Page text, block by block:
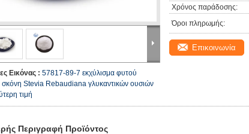
Εικόνας : 57817-89-7 εκχύλισμα φυτού
Stevia Rebaudiana γλυκαντικών ουσιών
τιμή
Χρόνος παράδοσης:
Όροι πληρωμής:
Επικοινωνία
Περιγραφή Προϊόντος